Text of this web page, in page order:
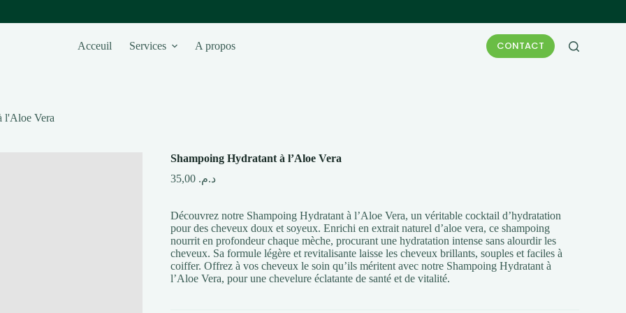
Acceuil Services A propos CONTACT
l'Aloe Vera
Shampoing Hydratant à l’Aloe Vera
د.م.
Découvrez notre Shampoing Hydratant à l’Aloe Vera, un véritable cocktail d’hydratation
pour des cheveux doux et soyeux. Enrichi en extrait naturel d’aloe vera, ce shampoing
nourrit en profondeur chaque mèche, procurant une hydratation intense sans alourdir les
cheveux. Sa formule légère et revitalisante laisse les cheveux brillants, souples et faciles à
coiffer. Offrez à vos cheveux le soin qu’ils méritent avec notre Shampoing Hydratant à
l’Aloe Vera, pour une chevelure éclatante de santé et de vitalité.